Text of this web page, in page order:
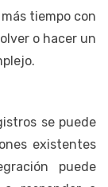
tiempo con
o hacer un
se puede
existentes
puede